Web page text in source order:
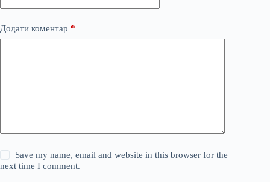
Додати коментар *
Save my name, email and website in this browser for the
next time I comment.